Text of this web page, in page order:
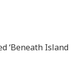
‘Beneath Island